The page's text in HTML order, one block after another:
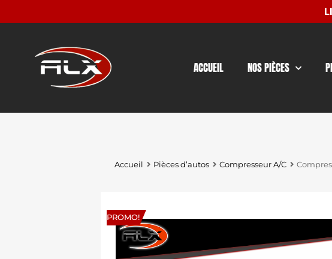
ACCUEIL NOS PIÈCES
Accueil Pièces d’autos Compresseur A/C
PROMO!